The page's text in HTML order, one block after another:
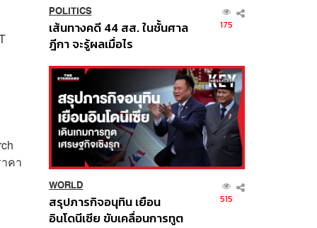
คา
POLITICS
เส้นทางคดี 44 สส. ในชั้นศาล
ฎีกา จะรู้ผลเมื่อไร
175
WORLD
สรุปภารกิจอนุทิน เยือน
อินโดนีเซีย ขับเคลื่อนการทูต
515